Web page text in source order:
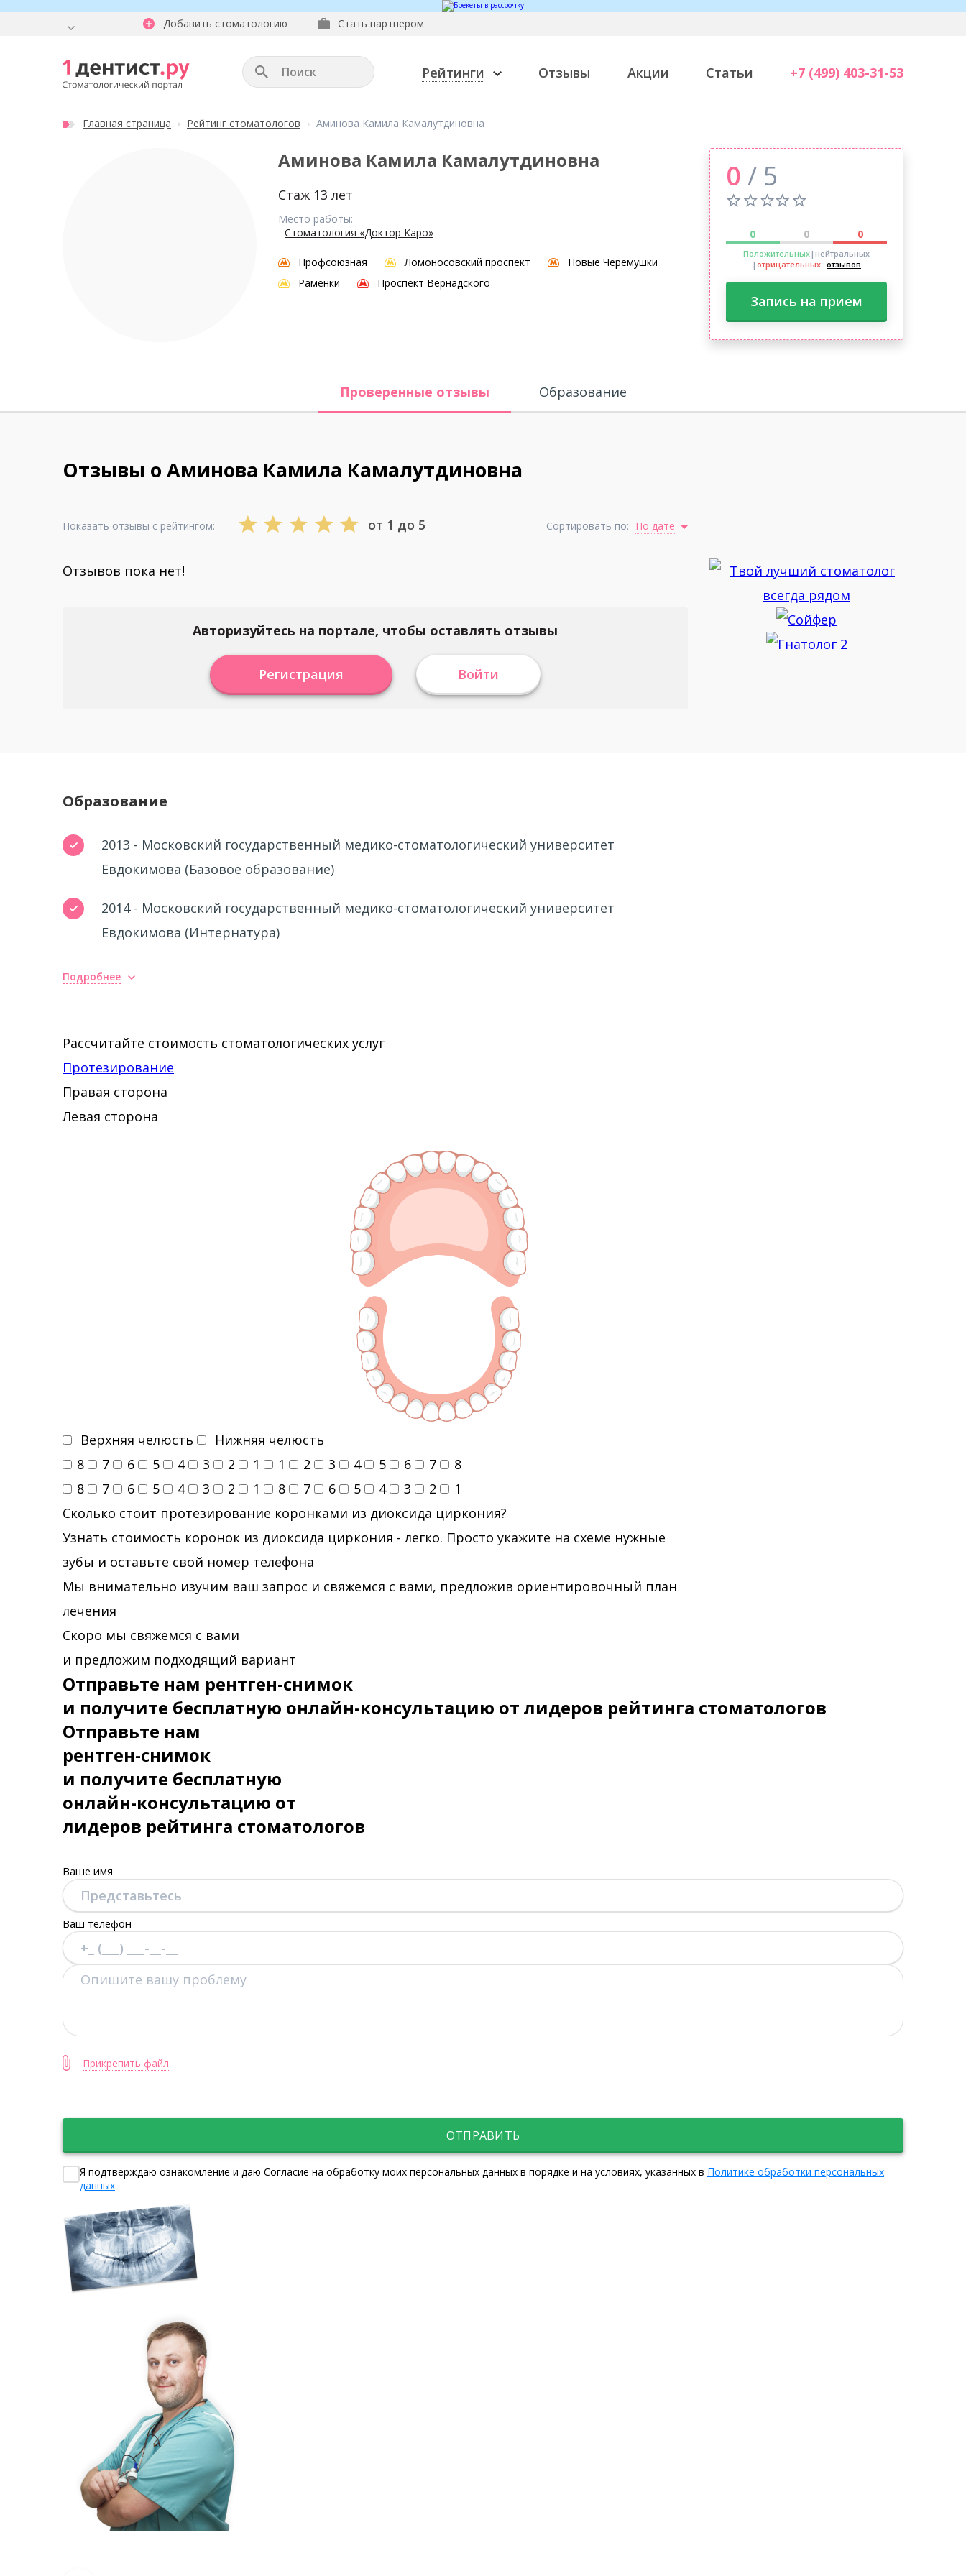
Добавить стоматологию Стать партнером
Рейтинги Отзывы Акции Статьи +7 (499) 403-31-53
Главная страница Рейтинг стоматологов Аминова Камила Камалутдиновна
Аминова Камила Камалутдиновна
Стаж 13 лет
Место работы:
- Стоматология «Доктор Каро»
Профсоюзная Ломоносовский проспект
Новые Черемушки
Раменки
Проспект Вернадского
0 / 5
0 0 0
Положительных|нейтральных
| отрицательных отзывов
Запись на прием
Проверенные отзывы Образование
Отзывы о Аминова Камила Камалутдиновна
Показать отзывы с рейтингом: от 1 до 5 Сортировать по: По дате
Отзывов пока нет!
Авторизуйтесь на портале, чтобы оставлять отзывы
Регистрация Войти
Образование
2013 - Московский государственный медико-стоматологический университет
Евдокимова (Базовое образование)
2014 - Московский государственный медико-стоматологический университет
Евдокимова (Интернатура)
Подробнее
Рассчитайте стоимость стоматологических услуг
Протезирование
Правая сторона
Левая сторона
Верхняя челюсть
Нижняя челюсть
8
7 6 5 4 3 2 1 1 2 3 4 5 6 7
8
8
7 6 5 4 3 2 1 8 7 6 5 4 3 2
1
Сколько стоит протезирование коронками из диоксида циркония?
Узнать стоимость коронок из диоксида циркония - легко. Просто укажите на схеме нужные
зубы и оставьте свой номер телефона
Мы внимательно изучим ваш запрос и свяжемся с вами, предложив ориентировочный план
лечения
Скоро мы свяжемся с вами
и предложим подходящий вариант
Отправьте нам рентген-снимок
и получите бесплатную онлайн-консультацию от лидеров рейтинга стоматологов
Отправьте нам
рентген-снимок
и получите бесплатную
онлайн-консультацию от
лидеров рейтинга стоматологов
Ваше имя
Ваш телефон
Прикрепить файл
ОТПРАВИТЬ
Я подтверждаю ознакомление и даю Согласие на обработку моих персональных данных в порядке и на условиях, указанных в Политике обработки персональных
данных